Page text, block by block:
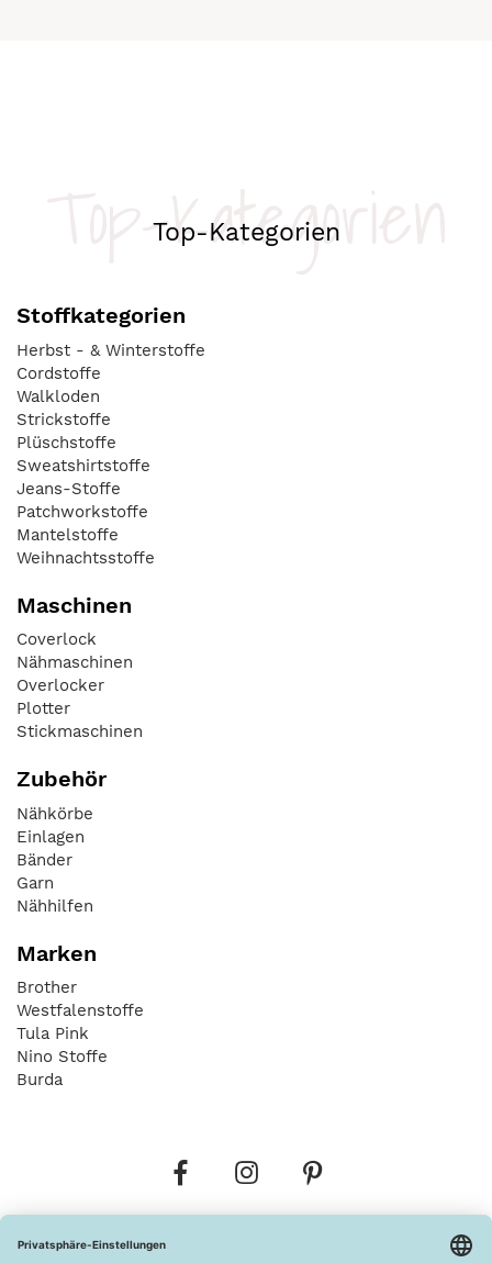
Top-Kategorien
Top-Kategorien
Stoffkategorien
Herbst - & Winterstoffe
Cordstoffe
Walkloden
Strickstoffe
Plüschstoffe
Sweatshirtstoffe
Jeans-Stoffe
Patchworkstoffe
Mantelstoffe
Weihnachtsstoffe
Maschinen
Coverlock
Nähmaschinen
Overlocker
Plotter
Stickmaschinen
Zubehör
Nähkörbe
Einlagen
Bänder
Garn
Nähhilfen
Marken
Brother
Westfalenstoffe
Tula Pink
Nino Stoffe
Burda